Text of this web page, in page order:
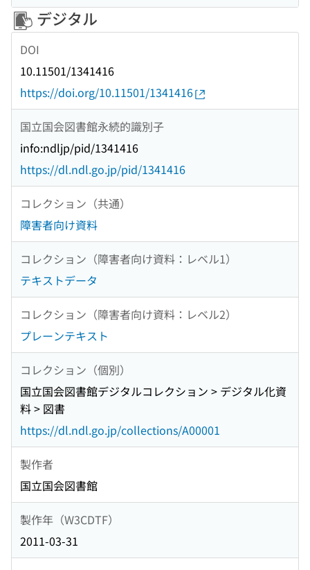
デジタル
DOI
10.11501/1341416
https://doi.org/10.11501/1341416
国立国会図書館永続的識別子
info:ndljp/pid/1341416
https://dl.ndl.go.jp/pid/1341416
コレクション（共通）
障害者向け資料
コレクション（障害者向け資料：レベル1）
テキストデータ
コレクション（障害者向け資料：レベル2）
プレーンテキスト
コレクション（個別）
国立国会図書館デジタルコレクション > デジタル化資
料 > 図書
https://dl.ndl.go.jp/collections/A00001
製作者
国立国会図書館
製作年（W3CDTF）
2011-03-31